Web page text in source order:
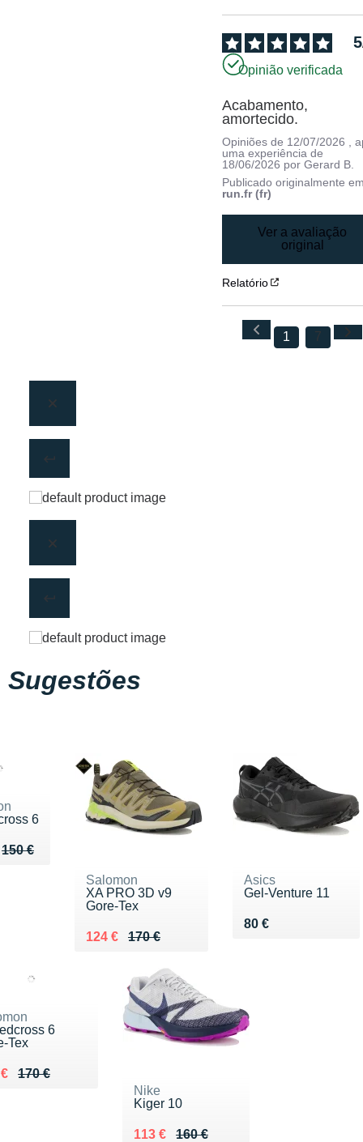
5
Opinião verificada
Acabamento,
amortecido.
Opiniões de 12/07/2026
,
uma experiência de
18/06/2026 porGerard B.
Publicado originalmente
run.fr (fr)
Ver a avaliação
original
Relatório
1 7
Sugestões
6
150 €150 €
€
Salomon
XA PRO 3D v9
Gore-Tex
170 €
Au lieu de 170 €
124 €
Vendu 124 €
Asics
Gel-Venture 11
80 €
Vendu 80 €
6
Tex
170 €
de 170 €
119 €
Nike
Kiger 10
160 €
Au lieu de 160 €
113 €
Vendu 113 €